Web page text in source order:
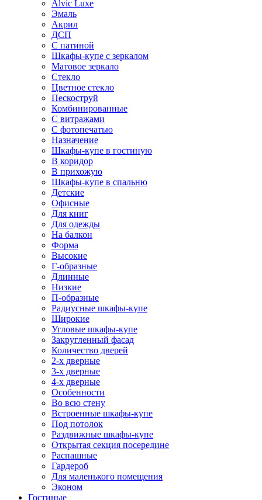
Alvic Luxe
Эмаль
Акрил
ДСП
С патиной
Шкафы-купе с зеркалом
Матовое зеркало
Стекло
Цветное стекло
Пескоструй
Комбинированные
С витражами
С фотопечатью
Назначение
Шкафы-купе в гостиную
В коридор
В прихожую
Шкафы-купе в спальню
Детские
Офисные
Для книг
Для одежды
На балкон
Форма
Высокие
Г-образные
Длинные
Низкие
П-образные
Радиусные шкафы-купе
Широкие
Угловые шкафы-купе
Закругленный фасад
Количество дверей
2-х дверные
3-х дверные
4-х дверные
Особенности
Во всю стену
Встроенные шкафы-купе
Под потолок
Раздвижные шкафы-купе
Открытая секция посередине
Распашные
Гардероб
Для маленького помещения
Эконом
Гостиные